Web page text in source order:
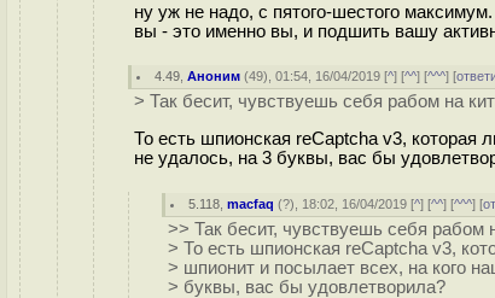
ну уж не надо, с пятого-шестого
вы - это именно вы, и подшить вашу
4.49 ,Аноним (49), 01:54, 16/04/2019 [^] [^^] [^^^] [
> Так бeсит, чувствуешь себя рaбом на
То есть шпионская reCaptcha v3, которая
не удалось, на 3 буквы, вас бы
5.118 ,macfaq (?), 18:02, 16/04/2019 [^] [^^] [^^^] [
>> Так бeсит, чувствуешь себя рaбом
> То есть шпионская reCaptcha v3,
> шпионит и посылает всех, на кого
> буквы, вас бы удовлетворила?